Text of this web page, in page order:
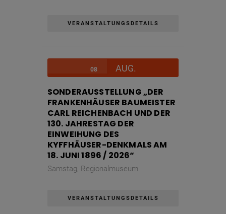
VERANSTALTUNGSDETAILS
08 AUG.
SONDERAUSSTELLUNG „DER
FRANKENHÄUSER BAUMEISTER
CARL REICHENBACH UND DER
130. JAHRESTAG DER
EINWEIHUNG DES
KYFFHÄUSER-DENKMALS AM
18. JUNI 1896 / 2026“
Samstag, Regionalmuseum
VERANSTALTUNGSDETAILS
Keine
Cookie Name
Cookie Laufzeit
Cookies die eventuell bei der Verwendung